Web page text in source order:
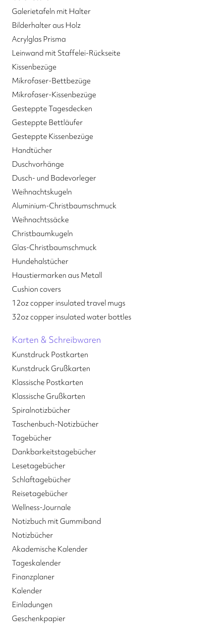
Galerietafeln mit Halter
Bilderhalter aus Holz
Acrylglas Prisma
Leinwand mit Staffelei-Rückseite
Kissenbezüge
Mikrofaser-Bettbezüge
Mikrofaser-Kissenbezüge
Gesteppte Tagesdecken
Gesteppte Bettläufer
Gesteppte Kissenbezüge
Handtücher
Duschvorhänge
Dusch- und Badevorleger
Weihnachtskugeln
Aluminium-Christbaumschmuck
Weihnachtssäcke
Christbaumkugeln
Glas-Christbaumschmuck
Hundehalstücher
Haustiermarken aus Metall
Cushion covers
12oz copper insulated travel mugs
32oz copper insulated water bottles
Karten & Schreibwaren
Kunstdruck Postkarten
Kunstdruck Grußkarten
Klassische Postkarten
Klassische Grußkarten
Spiralnotizbücher
Taschenbuch-Notizbücher
Tagebücher
Dankbarkeitstagebücher
Lesetagebücher
Schlaftagebücher
Reisetagebücher
Wellness-Journale
Notizbuch mit Gummiband
Notizbücher
Akademische Kalender
Tageskalender
Finanzplaner
Kalender
Einladungen
Geschenkpapier